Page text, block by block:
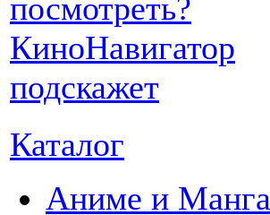
Каталог
Аниме и Манга